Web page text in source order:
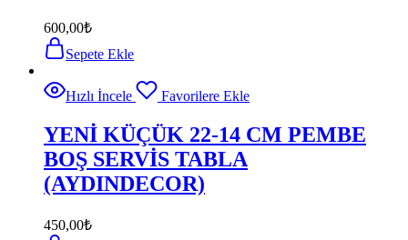
600,00₺
Sepete Ekle
Hızlı İncele Favorilere Ekle
YENİ KÜÇÜK 22-14 CM PEMBE
BOŞ SERVİS TABLA
(AYDINDECOR)
450,00₺